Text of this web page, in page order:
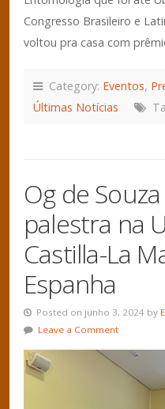
Congresso Brasileiro e
voltou pra casa com
Category: Eventos,
Últimas Notícias
Og de
palestra na
Castilla-La
Espanha
Posted on junho 3, 2024 by
Leave a Comment